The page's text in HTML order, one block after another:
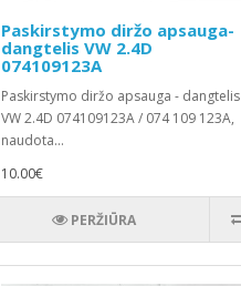
Paskirstymo diržo apsauga-
dangtelis VW 2.4D
074109123A
Paskirstymo diržo apsauga - dangtelis
VW 2.4D 074109123A / 074 109 123A,
naudota...
10.00€
PERŽIŪRA